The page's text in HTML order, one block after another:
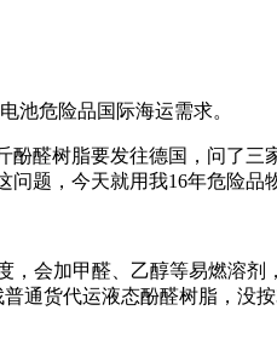
池危险品国际海运需求。
酚醛树脂要发往德国，问了三
题，今天就用我16年危险品
会加甲醛、乙醇等易燃溶
通货代运液态酚醛树脂，没